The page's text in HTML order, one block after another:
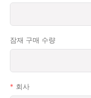
잠재 구매 수량
회사